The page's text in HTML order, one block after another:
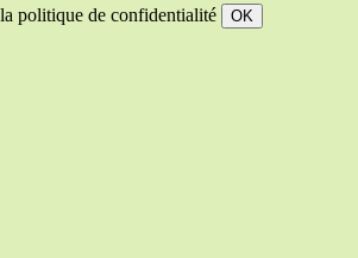
politique de confidentialité